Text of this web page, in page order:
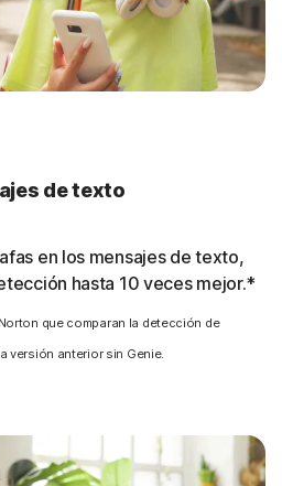
de texto
en los mensajes de texto,
hasta 10 veces mejor.*
que comparan la detección de
versión anterior sin Genie.